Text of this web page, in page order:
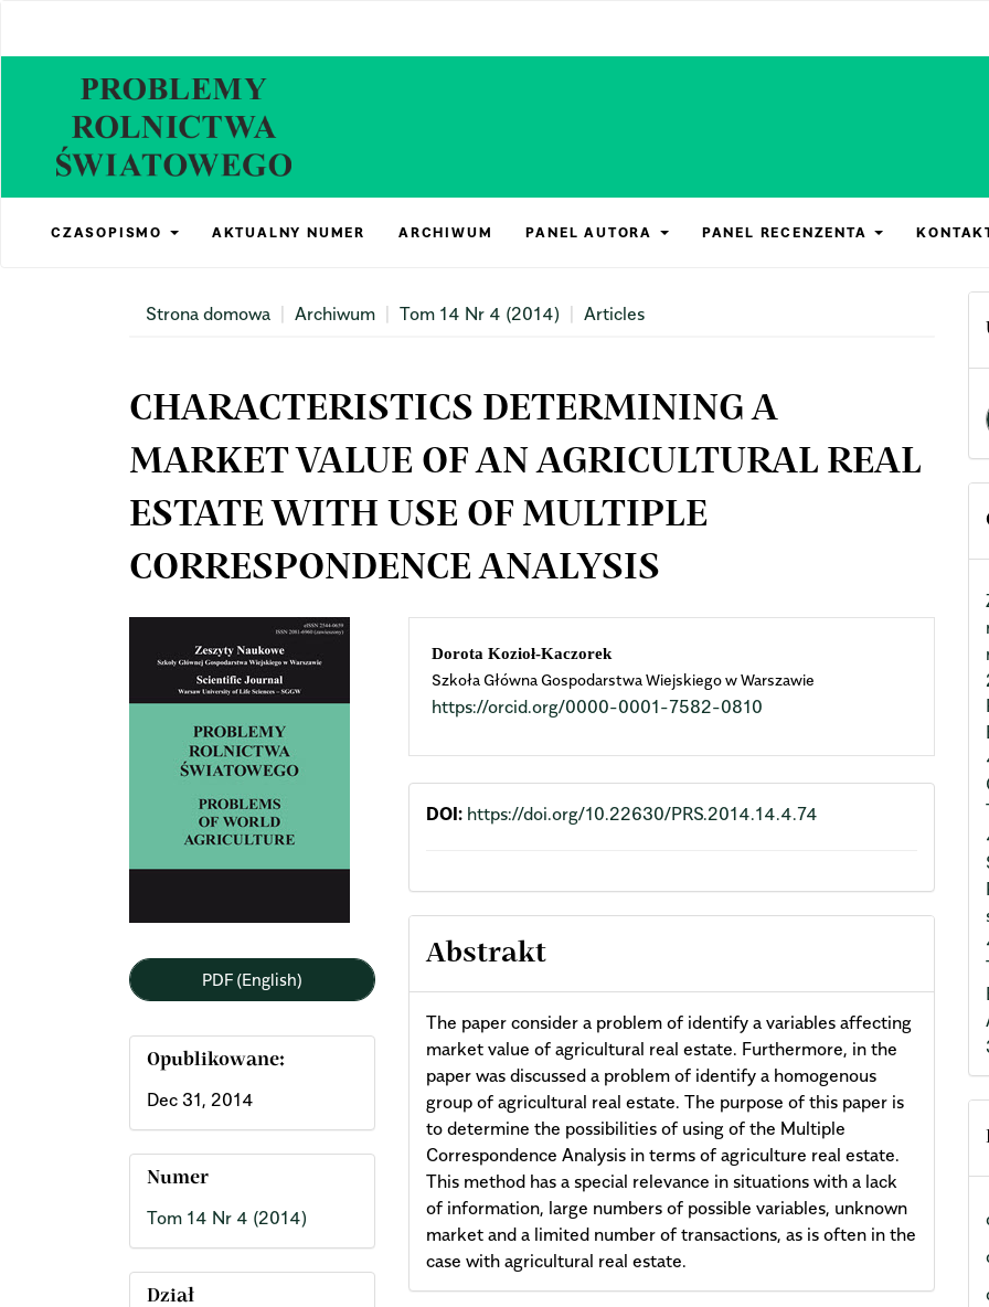
Content
Sidebar
CZASOPISMO AKTUALNY NUMER ARCHIWUM PANEL AUTORA PANEL RECENZENTA
Strona domowa Archiwum Tom 14 Nr 4 (2014) Articles
CHARACTERISTICS DETERMINING A
MARKET VALUE OF AN AGRICULTURAL REAL
ESTATE WITH USE OF MULTIPLE
CORRESPONDENCE ANALYSIS
Article
Sidebar
PDF (English)
Opublikowane:
Dec 31, 2014
Numer
Tom 14 Nr 4 (2014)
Dział
Main
Article
Content
Dorota Kozioł-Kaczorek
Szkoła Główna Gospodarstwa Wiejskiego w Warszawie
https://orcid.org/0000-0001-7582-0810
DOI: https://doi.org/10.22630/PRS.2014.14.4.74
Abstrakt
The paper consider a problem of identify a variables affecting
market value of agricultural real estate. Furthermore, in the
paper was discussed a problem of identify a homogenous
group of agricultural real estate. The purpose of this paper is
to determine the possibilities of using of the Multiple
Correspondence Analysis in terms of agriculture real estate.
This method has a special relevance in situations with a lack
of information, large numbers of possible variables, unknown
market and a limited number of transactions, as is often in the
case with agricultural real estate.